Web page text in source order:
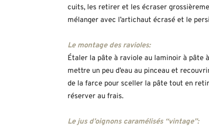
cuits, les retirer et les écraser
mélanger avec l’artichaut écrasé et le
Le montage des ravioles:
Étaler la pâte à raviole au laminoir à pâte
mettre un peu d’eau au pinceau et
de la farce pour sceller la pâte tout en
réserver au frais.
Le jus d’oignons caramélisés “vintage”: